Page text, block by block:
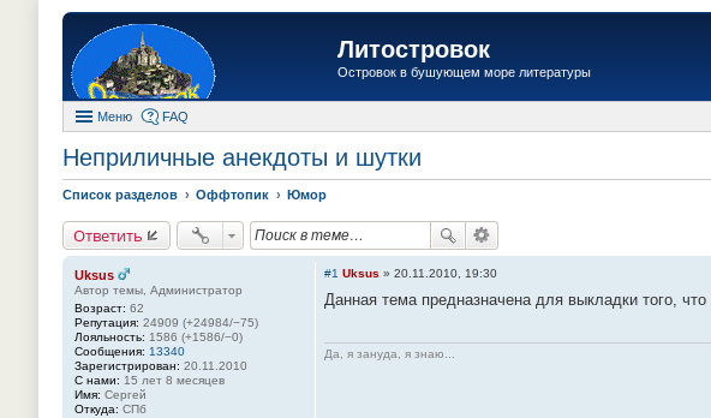
Литостровок
Островок в бушующем море литературы
Меню FAQ
Неприличные анекдоты и шутки
Список разделов Оффтопик Юмор
Ответить
Uksus
Автор темы, Администратор
Возраст: 62
Репутация: 24909 (+24984/−75)
Лояльность: 1586 (+1586/−0)
Сообщения: 13340
Зарегистрирован: 20.11.2010
С нами: 15 лет 8 месяцев
Имя: Сергей
Откуда: СПб
#1 Uksus » 20.11.2010, 19:30
Данная тема предназначена для выкладки того, что
Да, я зануда, я знаю...